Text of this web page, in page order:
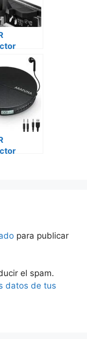
Ford
para publicar
el spam.
datos de tus